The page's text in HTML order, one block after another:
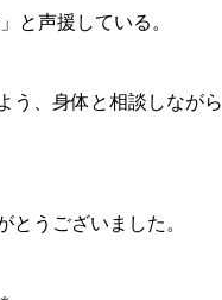
と声援している。
う、身体と相談しながら
とうございました。